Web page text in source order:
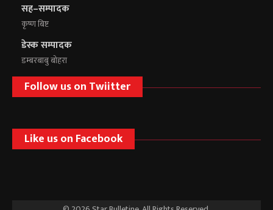
सह–सम्पादक
कृष्ण बिष्ट
डेस्क सम्पादक
डम्बरबाबु बोहरा
Follow us on Twiitter
Like us on Facebook